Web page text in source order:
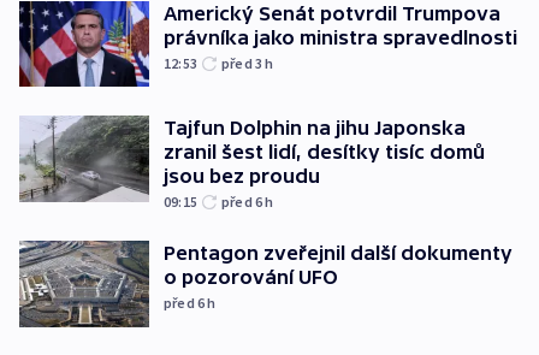
Americký Senát potvrdil Trumpova
právníka jako ministra spravedlnosti
12:53 před 3h
Tajfun Dolphin na jihu Japonska
zranil šest lidí, desítky tisíc domů
jsou bez proudu
09:15 před 6h
Pentagon zveřejnil další dokumenty
o pozorování UFO
před 6h